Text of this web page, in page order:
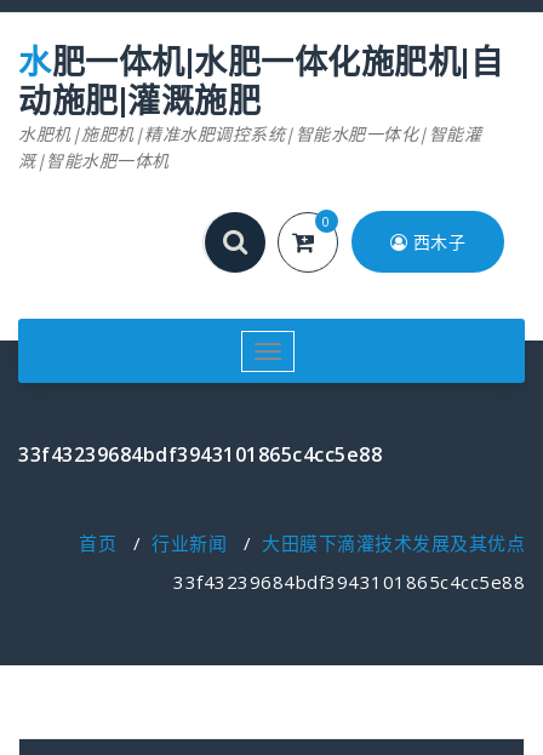
跳
水肥一体机|水肥一体化施肥机|自
动施肥|灌溉施肥
水肥机|施肥机|精准水肥调控系统|智能水肥一体化|智能灌
溉|智能水肥一体机
0
西木子
切
换
33f43239684bdf3943101865c4cc5e88
首页 / 行业新闻 / 大田膜下滴灌技术发展及其优点
33f43239684bdf3943101865c4cc5e88